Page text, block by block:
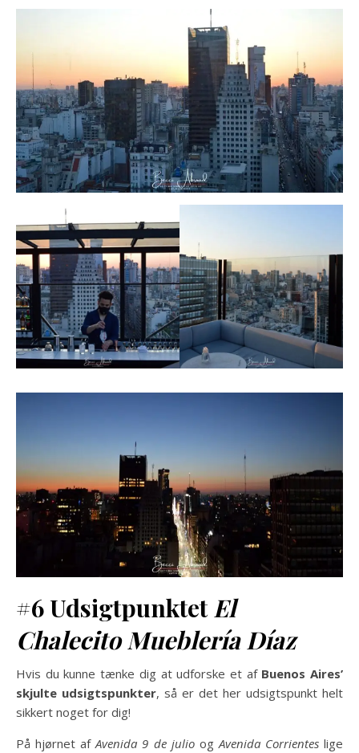
#6Udsigtpunktet El
Chalecito Mueblería Díaz
Hvis du kunne tænke dig at udforske et afBuenos Aires’
skjulte udsigtspunkter, så er det her udsigtspunkt helt
sikkert noget for dig!
På hjørnet afAvenida 9 de julioog Avenida Corrienteslige